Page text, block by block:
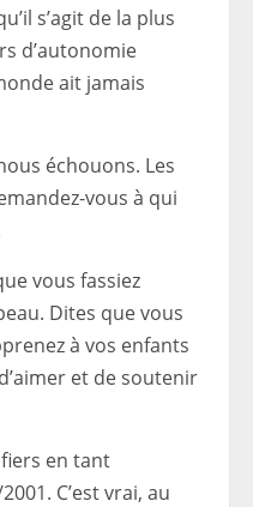
s’agit de la plus
d’autonomie
ait jamais
échouons. Les
vous à qui
vous fassiez
Dites que vous
à vos enfants
et de soutenir
en tant
C’est vrai, au